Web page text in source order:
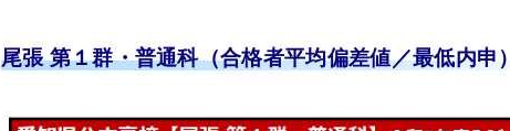
尾張 第１群・普通科（合格者平均偏差値／最低内申）